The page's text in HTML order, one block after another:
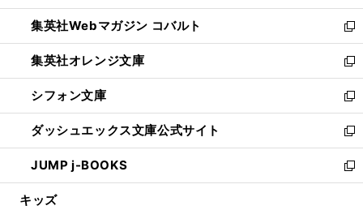
開
く
ウ
で
開
く
ン
ド
ウ
で
開
く
ウ
ィ
ン
ド
ウ
で
開
く
集英社Webマガジン コバルト
新
し
い
ウ
ィ
ン
ド
ウ
で
開
集英社オレンジ文庫
新
し
い
ウ
ィ
ン
ド
ウ
シフォン文庫
新
し
い
ウ
ィ
ン
ダッシュエックス文庫公式サイト
新
し
い
ウ
JUMP j-BOOKS
新
し
キッズ